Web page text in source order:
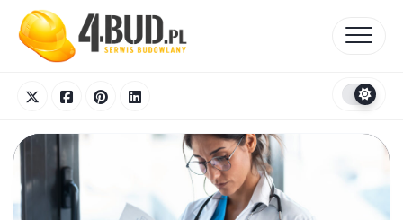
content